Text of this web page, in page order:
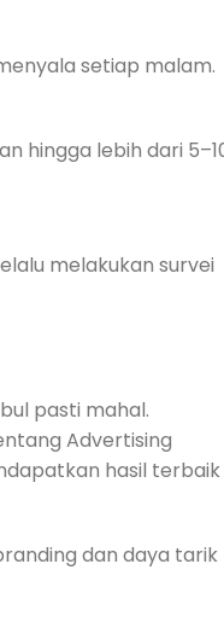
setiap malam.
hingga lebih dari
melakukan survei
pasti mahal.
Advertising
hasil terbaik
dan daya tarik